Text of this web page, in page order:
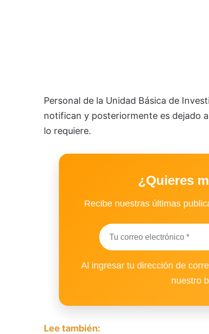
Personal de la Unidad Básica de
notifican y posteriormente es dejado
lo requiere.
¿Quieres
Recibe nuestras últimas
Al ingresar tu dirección de
nuestro
Lee también: